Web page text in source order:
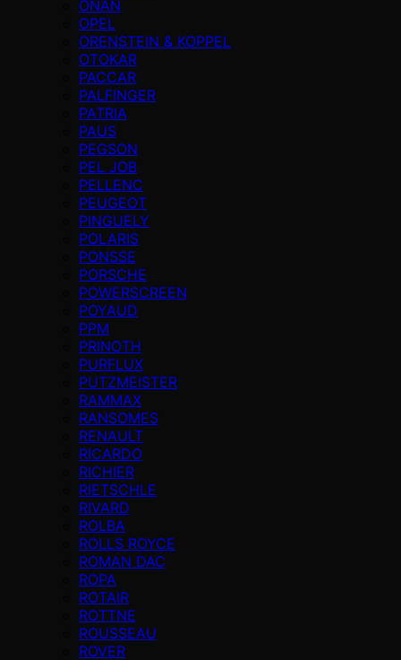
ONAN
OPEL
ORENSTEIN & KOPPEL
OTOKAR
PACCAR
PALFINGER
PATRIA
PAUS
PEGSON
PEL JOB
PELLENC
PEUGEOT
PINGUELY
POLARIS
PONSSE
PORSCHE
POWERSCREEN
POYAUD
PPM
PRINOTH
PURFLUX
PUTZMEISTER
RAMMAX
RANSOMES
RENAULT
RICARDO
RICHIER
RIETSCHLE
RIVARD
ROLBA
ROLLS ROYCE
ROMAN DAC
ROPA
ROTAIR
ROTTNE
ROUSSEAU
ROVER